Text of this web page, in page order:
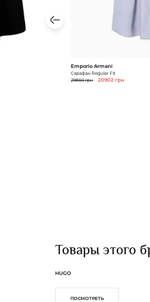
Emporio Armani
Сарафан Regular Fit
29860 грн
20902 грн
Товары этого
HUGO
ПОСМОТРЕТЬ